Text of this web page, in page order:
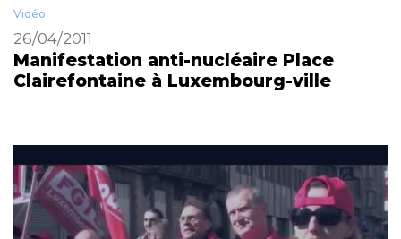
Vidéo
26/04/2011
Manifestation anti-nucléaire Place
Clairefontaine à Luxembourg-ville